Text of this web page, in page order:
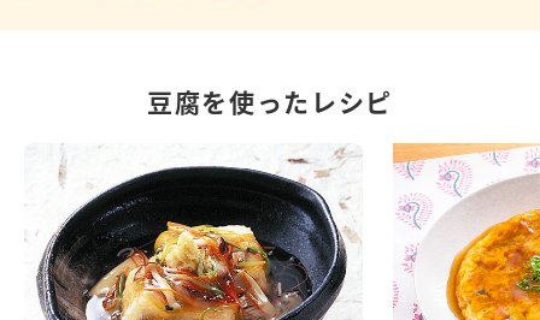
豆腐を使ったレシピ